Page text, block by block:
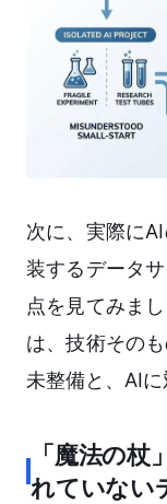
次に、実際に
装するデータ
点を見てみま
は、技術その
未整備と、AIに
「魔法の
れていない